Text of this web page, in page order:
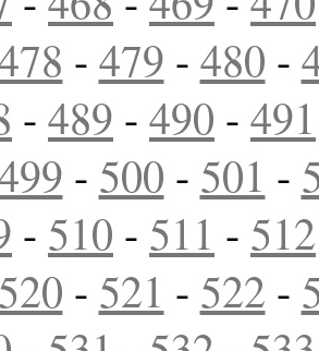
- 479 - 480 -
- 489 - 490 - 491
- 500 - 501 -
- 510 - 511 - 512
520 - 521 - 522 -